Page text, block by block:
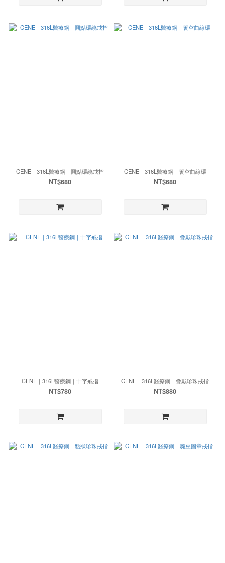
CENE｜316L醫療鋼｜圓點環繞戒指
NT$680
CENE｜316L醫療鋼｜簍空曲線環
NT$680
CENE｜316L醫療鋼｜十字戒指
NT$780
CENE｜316L醫療鋼｜疊戴珍珠戒指
NT$880